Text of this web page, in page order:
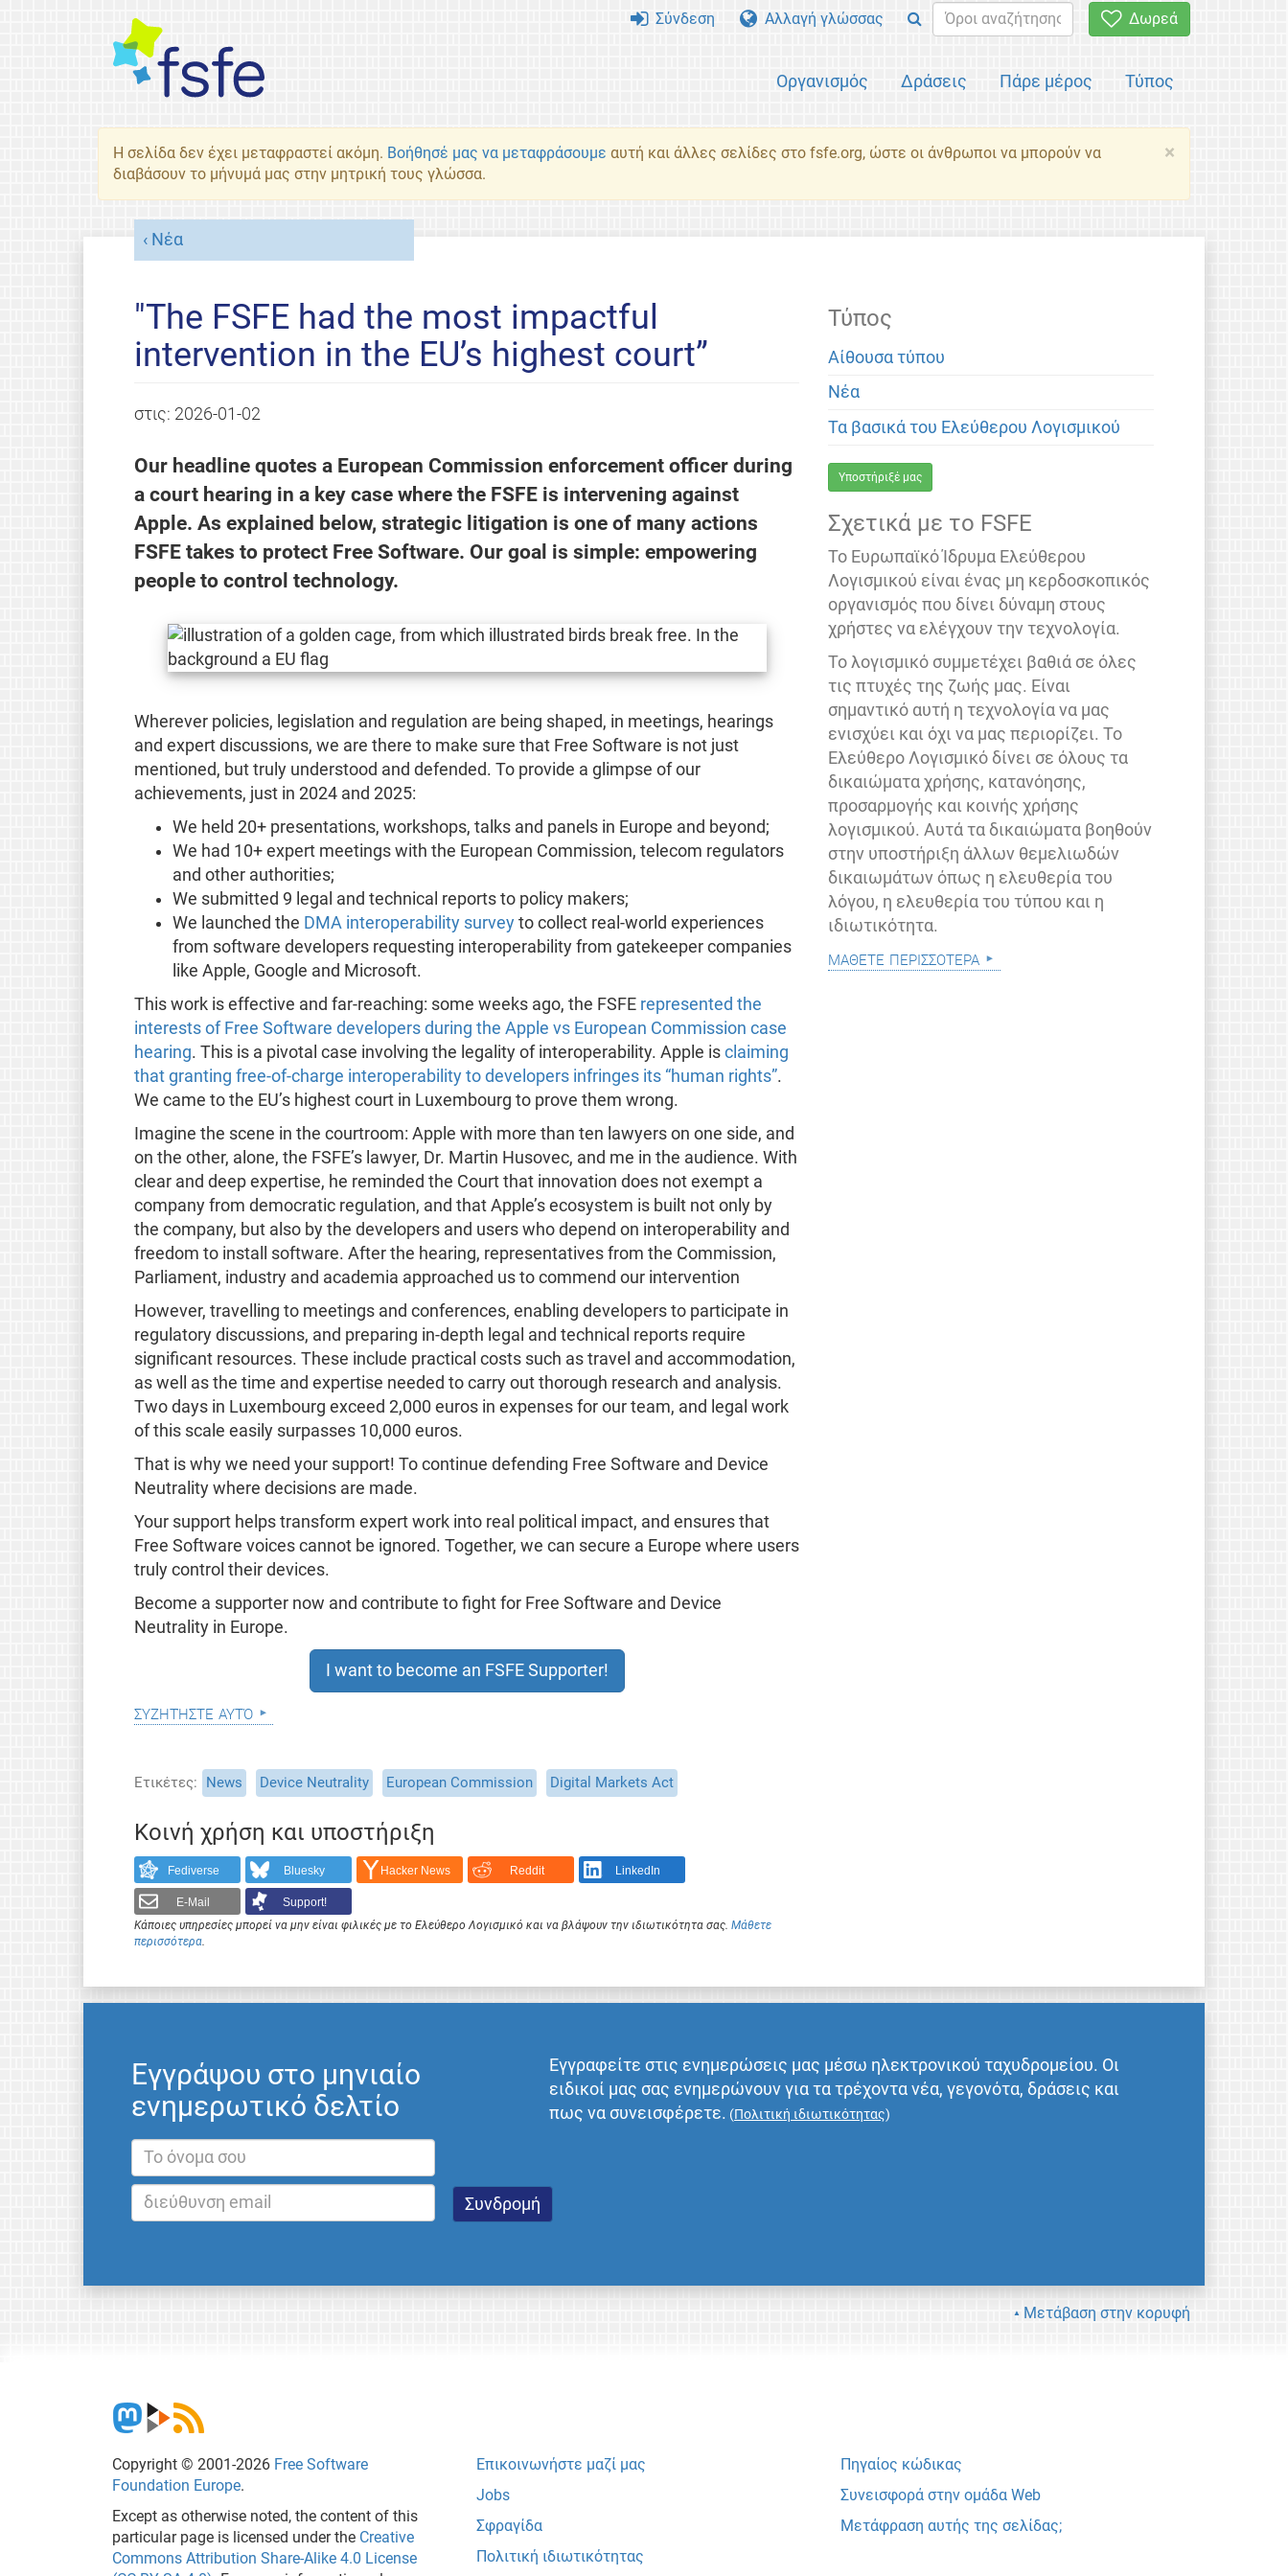
Δωρεά
Οργανισμός Δράσεις Πάρε μέρος Τύπος
Σύνδεση Αλλαγή γλώσσας
×
Η σελίδα δεν έχει μεταφραστεί ακόμη. Βοήθησέ μας να μεταφράσουμε αυτή και άλλες σελίδες στο fsfe.org, ώστε οι άνθρωποι να μπορούν να
διαβάσουν το μήνυμά μας στην μητρική τους γλώσσα.
Νέα
"The FSFE had the most impactful
intervention in the EU’s highest court”
στις: 2026-01-02
Our headline quotes a European Commission enforcement officer during
a court hearing in a key case where the FSFE is intervening against
Apple. As explained below, strategic litigation is one of many actions
FSFE takes to protect Free Software. Our goal is simple: empowering
people to control technology.
Wherever policies, legislation and regulation are being shaped, in meetings, hearings
and expert discussions, we are there to make sure that Free Software is not just
mentioned, but truly understood and defended. To provide a glimpse of our
achievements, just in 2024 and 2025:
We held 20+ presentations, workshops, talks and panels in Europe and beyond;
We had 10+ expert meetings with the European Commission, telecom regulators
and other authorities;
We submitted 9 legal and technical reports to policy makers;
We launched the DMA interoperability surveyto collect real-world experiences
from software developers requesting interoperability from gatekeeper companies
like Apple, Google and Microsoft.
This work is effective and far-reaching: some weeks ago, the FSFE represented the
interests of Free Software developers during the Apple vs European Commission case
hearing. This is a pivotal case involving the legality of interoperability. Apple is claiming
that granting free-of-charge interoperability to developers infringes its “human rights”.
We came to the EU’s highest court in Luxembourg to prove them wrong.
Imagine the scene in the courtroom: Apple with more than ten lawyers on one side, and
on the other, alone, the FSFE’s lawyer, Dr. Martin Husovec, and me in the audience. With
clear and deep expertise, he reminded the Court that innovation does not exempt a
company from democratic regulation, and that Apple’s ecosystem is built not only by
the company, but also by the developers and users who depend on interoperability and
freedom to install software. After the hearing, representatives from the Commission,
Parliament, industry and academia approached us to commend our intervention
However, travelling to meetings and conferences, enabling developers to participate in
regulatory discussions, and preparing in-depth legal and technical reports require
significant resources. These include practical costs such as travel and accommodation,
as well as the time and expertise needed to carry out thorough research and analysis.
Two days in Luxembourg exceed 2,000 euros in expenses for our team, and legal work
of this scale easily surpasses 10,000 euros.
That is why we need your support! To continue defending Free Software and Device
Neutrality where decisions are made.
Your support helps transform expert work into real political impact, and ensures that
Free Software voices cannot be ignored. Together, we can secure a Europe where users
truly control their devices.
Become a supporter now and contribute to fight for Free Software and Device
Neutrality in Europe.
I want to become an FSFE Supporter!
συζητήστε αυτό
Ετικέτες News Device Neutrality European Commission Digital Markets Act
Κοινή χρήση και υποστήριξη
Fediverse Bluesky Hacker News Reddit LinkedIn
E-Mail
Support!
Κάποιες υπηρεσίες μπορεί να μην είναι φιλικές με το Ελεύθερο Λογισμικό και να βλάψουν την ιδιωτικότητα σας. Μάθετε
περισσότερα.
Τύπος
Αίθουσα τύπου
Νέα
Τα βασικά του Ελεύθερου Λογισμικού
Υποστήριξέ μας
Σχετικά με το FSFE
Το Ευρωπαϊκό Ίδρυμα Ελεύθερου
Λογισμικού είναι ένας μη κερδοσκοπικός
οργανισμός που δίνει δύναμη στους
χρήστες να ελέγχουν την τεχνολογία.
Το λογισμικό συμμετέχει βαθιά σε όλες
τις πτυχές της ζωής μας. Είναι
σημαντικό αυτή η τεχνολογία να μας
ενισχύει και όχι να μας περιορίζει. Το
Ελεύθερο Λογισμικό δίνει σε όλους τα
δικαιώματα χρήσης, κατανόησης,
προσαρμογής και κοινής χρήσης
λογισμικού. Αυτά τα δικαιώματα βοηθούν
στην υποστήριξη άλλων θεμελιωδών
δικαιωμάτων όπως η ελευθερία του
λόγου, η ελευθερία του τύπου και η
ιδιωτικότητα.
μάθετε περισσότερα
Εγγράψου στο μηνιαίο
ενημερωτικό δελτίο
Εγγραφείτε στις ενημερώσεις μας μέσω ηλεκτρονικού ταχυδρομείου. Οι
ειδικοί μας σας ενημερώνουν για τα τρέχοντα νέα, γεγονότα, δράσεις και
πως να συνεισφέρετε. (Πολιτική ιδιωτικότητας)
Μετάβαση στην κορυφή
Copyright © 2001-2026 Free Software
Foundation Europe.
Except as otherwise noted, the content of this
particular page is licensed under the Creative
Commons Attribution Share-Alike 4.0 License
Επικοινωνήστε μαζί μας
Jobs
Σφραγίδα
Πολιτική ιδιωτικότητας
Πηγαίος κώδικας
Συνεισφορά στην ομάδα Web
Μετάφραση αυτής της σελίδας;